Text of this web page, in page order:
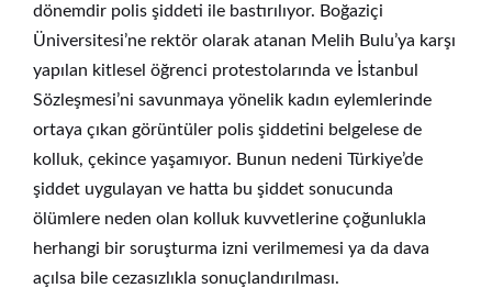
dönemdir polis şiddeti ile bastırılıyor. Boğaziçi
Üniversitesi’ne rektör olarak atanan Melih Bulu’ya karşı
yapılan kitlesel öğrenci protestolarında ve İstanbul
Sözleşmesi’ni savunmaya yönelik kadın eylemlerinde
ortaya çıkan görüntüler polis şiddetini belgelese de
kolluk, çekince yaşamıyor. Bunun nedeni Türkiye’de
şiddet uygulayan ve hatta bu şiddet sonucunda
ölümlere neden olan kolluk kuvvetlerine çoğunlukla
herhangi bir soruşturma izni verilmemesi ya da dava
açılsa bile cezasızlıkla sonuçlandırılması.